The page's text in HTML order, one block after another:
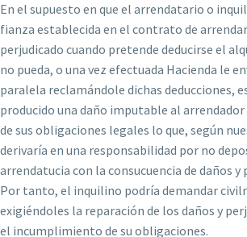
En el supuesto en que el arrendatario o
fianza establecida en el contrato de
perjudicado cuando pretende deducirse el
no pueda, o una vez efectuada Hacienda le
paralela reclamándole dichas deducciones,
producido una daño imputable al
de sus obligaciones legales lo que, según
derivaría en una responsabilidad por no
arrendatucia con la consucuencia de daños y
Por tanto, el inquilino podría demandar
exigiéndoles la reparación de los daños y
el incumplimiento de su obligaciones.